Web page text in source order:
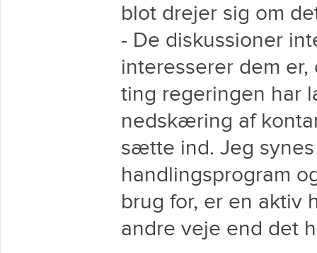
blot drejer sig om
- De diskussioner
interesserer dem
ting regeringen har
nedskæring af
sætte ind. Jeg
handlingsprogram
brug for, er en aktiv
andre veje end det